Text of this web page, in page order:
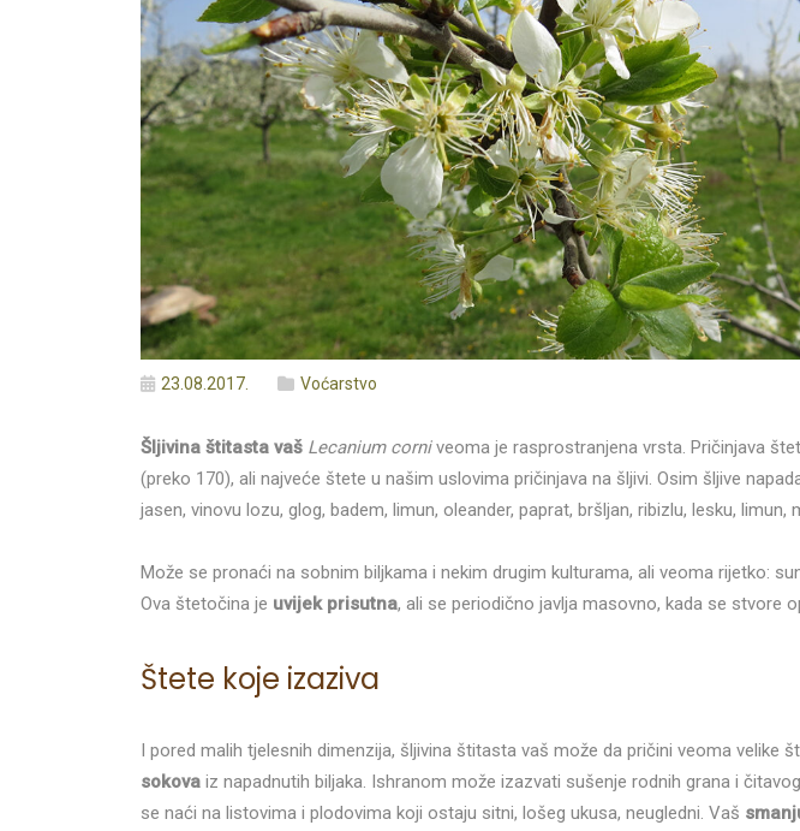
23.08.2017. Voćarstvo
Šljivina štitasta vaš Lecanium corniveoma je rasprostranjena vrsta. Pričinjava
(preko 170), ali najveće štete u našim uslovima pričinjava na šljivi. Osim šljive
jasen, vinovu lozu, glog, badem, limun, oleander, paprat, bršljan, ribizlu, lesku, limun,
Može se pronaći na sobnim biljkama i nekim drugim kulturama, ali veoma rijetko:
Ova štetočina je uvijek prisutna, ali se periodično javlja masovno, kada se stvore
Štete koje izaziva
I pored malih tjelesnih dimenzija, šljivina štitasta vaš može da pričini veoma velike
sokova iz napadnutih biljaka. Ishranom može izazvati sušenje rodnih grana i
se naći na listovima i plodovima koji ostaju sitni, lošeg ukusa, neugledni. Vaš